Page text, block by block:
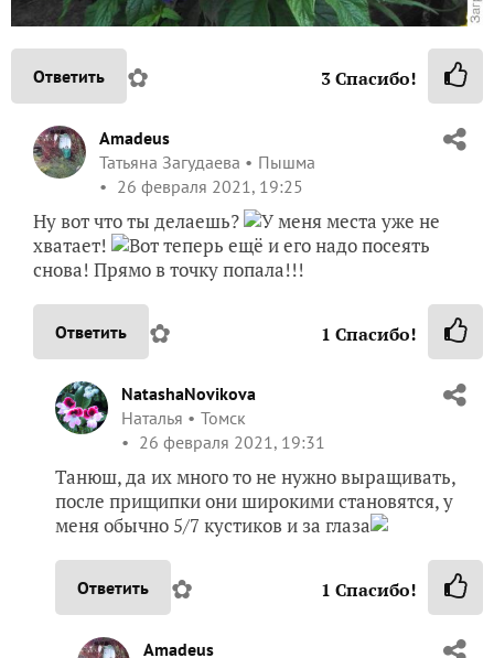
Ответить ✿ 3Спасибо!
Amadeus
Татьяна Загудаева
Пышма
26 февраля 2021, 19:25
Ну вот что ты делаешь?
У меня места уже не
хватает!
Вот теперь ещё и его надо посеять
снова! Прямо в точку попала!!!
Ответить ✿ 1 Спасибо!
NatashaNovikova
Наталья
Томск
26 февраля 2021, 19:31
Танюш, да их много то не нужно выращивать,
после прищипки они широкими становятся, у
меня обычно 5/7 кустиков и за глаза
Ответить ✿ 1 Спасибо!
Amadeus